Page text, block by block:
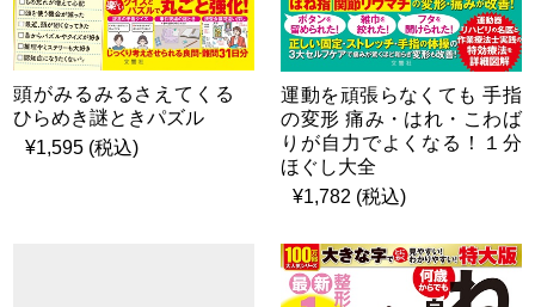
頭がみるみるさえてくる
ひらめき謎ときパズル
¥1,595 (税込)
運動を頑張らなくても 手指
の変形 痛み・はれ・こわば
りが自力でよくなる！１分
ほぐし大全
¥1,782 (税込)